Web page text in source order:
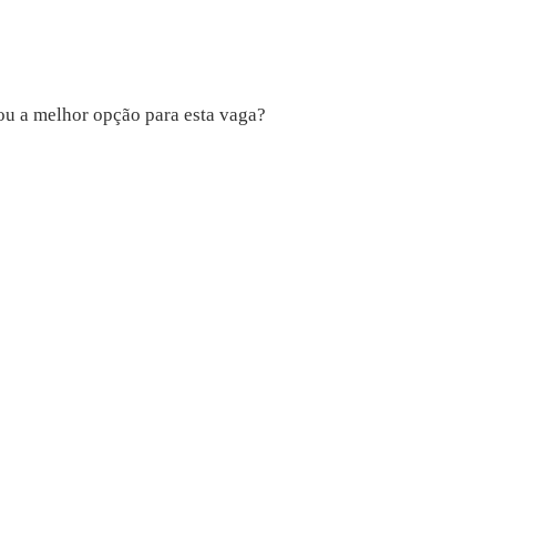
a melhor opção para esta vaga?